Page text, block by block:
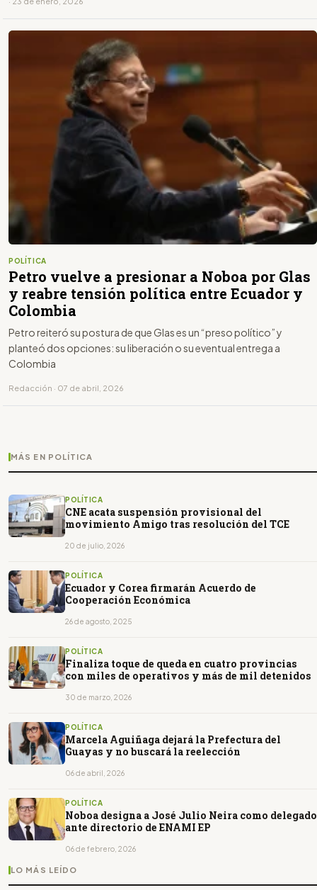
POLÍTICA
Petro vuelve a presionar a Noboa por Glas
y reabre tensión política entre Ecuador y
Colombia
Petro reiteró su postura de que Glas es un “preso político” y
planteó dos opciones: su liberación o su eventual entrega a
Colombia
Redacción · 07 de abril, 2026
MÁS EN POLÍTICA
POLÍTICA
CNE acata suspensión provisional del
movimiento Amigo tras resolución del TCE
20 de julio, 2026
POLÍTICA
Ecuador y Corea firmarán Acuerdo de
Cooperación Económica
26 de agosto, 2025
POLÍTICA
Finaliza toque de queda en cuatro provincias
con miles de operativos y más de mil detenidos
30 de marzo, 2026
POLÍTICA
Marcela Aguiñaga dejará la Prefectura del
Guayas y no buscará la reelección
06 de abril, 2026
POLÍTICA
Noboa designa a José Julio Neira como delegado
ante directorio de ENAMI EP
06 de febrero, 2026
LO MÁS LEÍDO